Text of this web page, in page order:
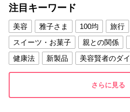
注目キーワード
美容 雅子さま 100均 旅行
スイーツ・お菓子
親との関係
健康法
新製品
美容賢者のダ
夫との関係
新津春子 どか食い
さらに見る